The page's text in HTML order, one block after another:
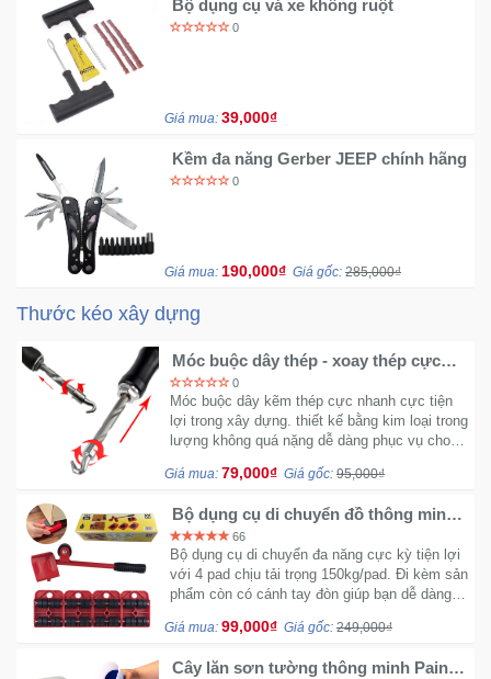
Bộ dụng cụ vá xe không ruột
0
Giá mua: 39,000₫
Kềm đa năng Gerber JEEP chính hãng
0
Giá mua: 190,000₫ Giá gốc: 285,000₫
Thước kéo xây dựng
Móc buộc dây thép - xoay thép cực
nhanh trong xây dựng K5
0
Móc buộc dây kẽm thép cực nhanh cực tiện
lợi trong xây dựng. thiết kế bằng kim loại trong
lượng không quá nặng dễ dàng phục vụ cho
Giá mua: 79,000₫ Giá gốc: 95,000₫
Bộ dụng cụ di chuyển đồ thông minh -
Nâng đồ tùy chỉnh độ cao 4 Pad tối đa
150kg
66
Bộ dụng cụ di chuyển đa năng cực kỳ tiện lợi
với 4 pad chịu tải trọng 150kg/pad. Đi kèm sản
phẩm còn có cánh tay đòn giúp bạn dễ dàng
tốn quá nhiều sức.
Giá mua: 99,000₫ Giá gốc: 249,000₫
Cây lăn sơn tường thông minh Paint